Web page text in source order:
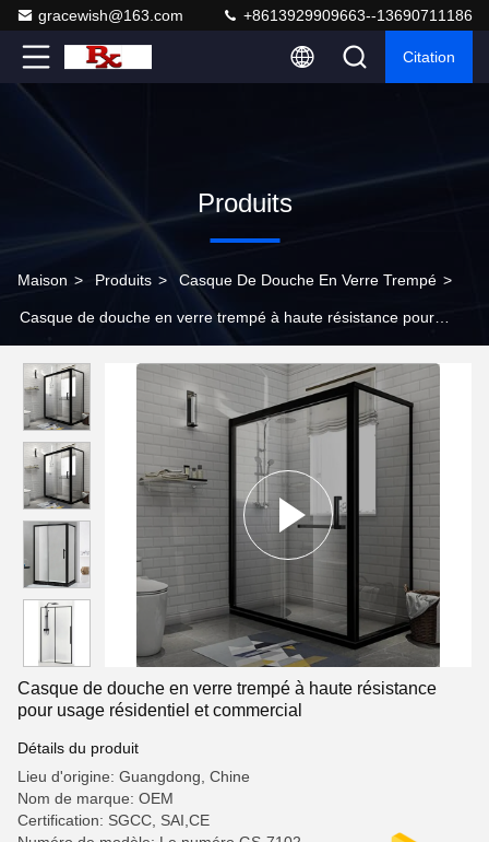
gracewish@163.com +8613929909663--13690711186
Citation
Produits
Maison > Produits > Casque De Douche En Verre Trempé >
Casque de douche en verre trempé à haute résistance pour
Casque de douche en verre trempé à haute résistance
pour usage résidentiel et commercial
Détails du produit
Lieu d'origine: Guangdong, Chine
Nom de marque: OEM
Certification: SGCC, SAI,CE